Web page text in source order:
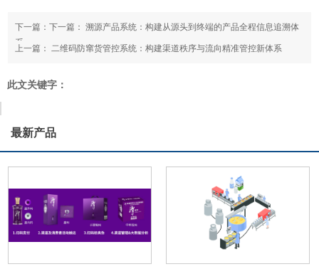
下一篇：下一篇：溯源产品系统：构建从源头到终端的产品全程信息追溯体
系
上一篇：二维码防窜货管控系统：构建渠道秩序与流向精准管控新体系
此文关键字：
最新产品